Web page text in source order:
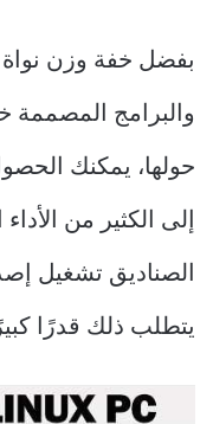
والبرامج المصممة
حولها، يمكنك
إلى الكثير من
يتطلب ذلك قدرًا